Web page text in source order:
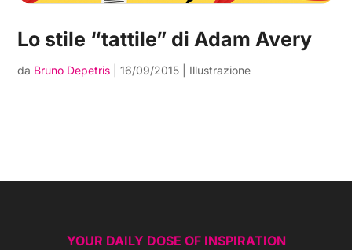
Lo stile “tattile” di Adam Avery
da Bruno Depetris |16/09/2015 Illustrazione
YOUR DAILY DOSE OF INSPIRATION